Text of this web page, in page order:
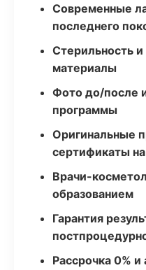
Современные
последнего
Стерильность
материалы
Фото до/после
программы
Оригинальные
сертификаты
Врачи-
образованием
Гарантия
Рассрочка 0%